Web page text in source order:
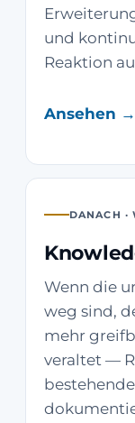
und
Reaktion
Ansehen →
DANACH ·
Wenn die
weg sind,
mehr
veraltet —